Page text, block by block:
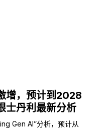
增，预计到2028
士丹利最新分析
Gen AI”分析，预计从